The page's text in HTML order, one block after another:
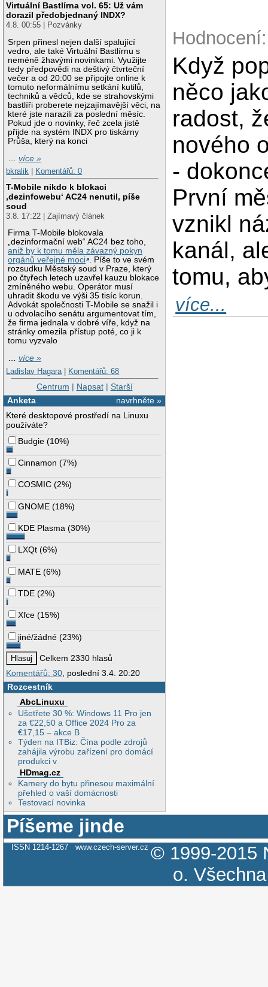
Virtuální Bastlírna vol. 65: Už vám
dorazil předobjednaný INDX?
4.8. 00:55 | Pozvánky
Srpen přinesl nejen další spalující
vedro, ale také Virtuální Bastlírnu s
neméně žhavými novinkami. Využijte
tedy předpovědi na deštivý čtvrteční
večer a od 20:00 se připojte online k
tomuto neformálnímu setkání kutilů,
techniků a vědců, kde se strahovskými
bastlíři proberete nejzajímavější věci, na
které jste narazili za poslední měsíc.
Pokud jde o novinky, řeč zcela jistě
přijde na systém INDX pro tiskárny
Průša, který na konci
…více »
bkralik
Komentářů: 0
T-Mobile nikdo k blokaci
‚dezinfowebu‘ AC24 nenutil, píše
soud
3.8. 17:22 | Zajímavý článek
Firma T-Mobile blokovala
„dezinformační web“ AC24 bez toho,
aniž by k tomu měla závazný pokyn
orgánů veřejné moci . Píše to ve svém
rozsudku Městský soud v Praze, který
po čtyřech letech uzavřel kauzu blokace
zmíněného webu. Operátor musí
uhradit škodu ve výši 35 tisíc korun.
Advokát společnosti T-Mobile se snažil i
u odvolacího senátu argumentovat tím,
že firma jednala v dobré víře, když na
stránky omezila přístup poté, co ji k
tomu vyzvalo
…více »
Ladislav Hagara | Komentářů: 68
Centrum | Napsat| Starší
navrhněte »
Anketa
Které desktopové prostředí na Linuxu
používáte?
Budgie (10%)
Cinnamon (7%)
COSMIC (2%)
GNOME (18%)
KDE Plasma (30%)
LXQt (6%)
MATE (6%)
TDE (2%)
Xfce (15%)
jiné/žádné (23%)
Celkem 2330 hlasů
Komentářů: 30, poslední 3.4. 20:20
Rozcestník
AbcLinuxu
Ušetřete 30 %: Windows 11 Pro jen
za €22,50 a Office 2024 Pro za
€17,15 – akce B
Týden na ITBiz: Čína podle zdrojů
zahájila výrobu zařízení pro domácí
produkci v
HDmag.cz
Kamery do bytu přinesou maximální
přehled o vaší domácnosti
Testovací novinka
Když
něco
radost,
nového
-
První
vznikl
kanál,
tomu,
více...
Píšeme jinde
ISSN 1214-1267 www.czech-server.cz © 1999-2015
o.